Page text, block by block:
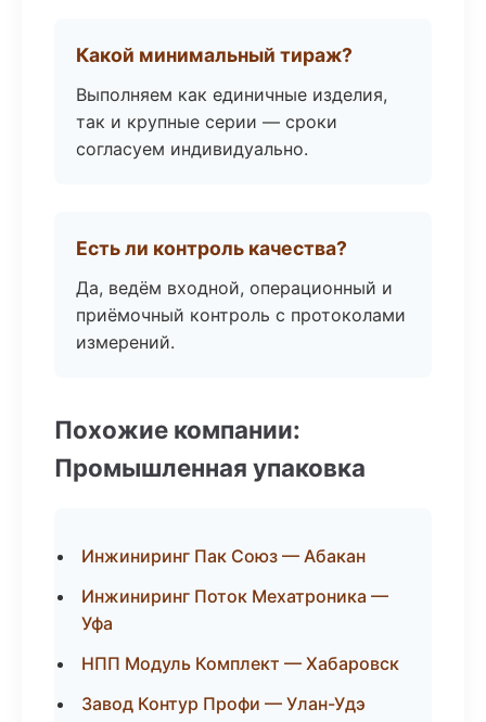
Какой минимальный тираж?
Выполняем как единичные изделия,
так и крупные серии — сроки
согласуем индивидуально.
Есть ли контроль качества?
Да, ведём входной, операционный и
приёмочный контроль с протоколами
измерений.
Похожие компании:
Промышленная упаковка
Инжиниринг Пак Союз — Абакан
Инжиниринг Поток Мехатроника —
Уфа
НПП Модуль Комплект — Хабаровск
Завод Контур Профи — Улан-Удэ